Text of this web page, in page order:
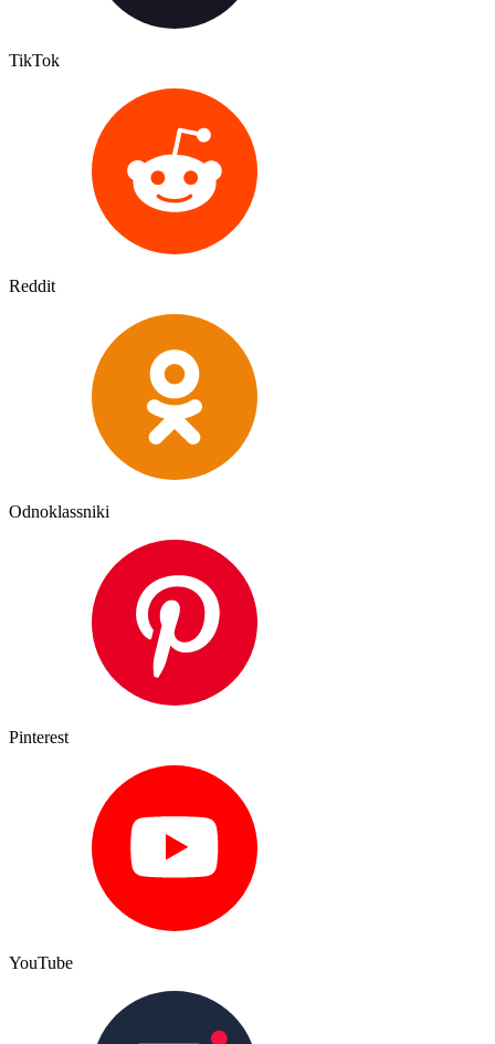
TikTok
Reddit
Odnoklassniki
Pinterest
YouTube